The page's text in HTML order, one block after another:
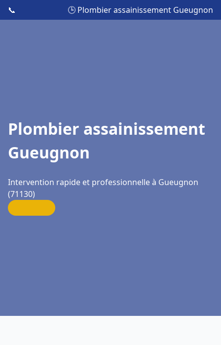
📞 🕒 Plombier assainissement Gueugnon
Plombier assainissement
Gueugnon
Intervention rapide et professionnelle à Gueugnon
(71130)